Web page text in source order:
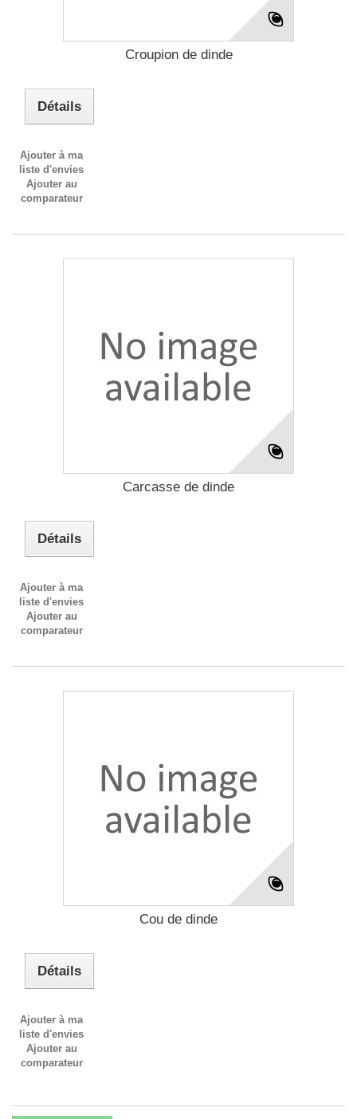
Croupion de dinde
Détails
Ajouter à ma
liste d'envies
Ajouter au
comparateur
Carcasse de dinde
Détails
Ajouter à ma
liste d'envies
Ajouter au
comparateur
Cou de dinde
Détails
Ajouter à ma
liste d'envies
Ajouter au
comparateur